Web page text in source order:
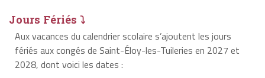
Jours Fériés ⤵
Aux vacances du calendrier scolaire s’ajoutent les jours
fériés aux congés de Saint-Éloy-les-Tuileries en 2027 et
2028, dont voici les dates :